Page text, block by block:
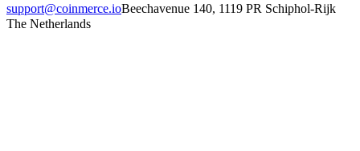
support@coinmerce.ioBeechavenue 140, 1119 PR Schiphol-Rijk
The Netherlands